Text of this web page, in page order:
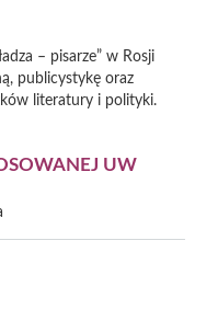
– pisarze” w Rosji
publicystykę oraz
literatury i polityki.
UW